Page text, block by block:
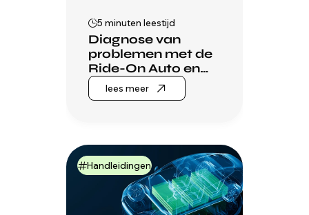
5 minuten leestijd
Diagnose van
problemen met de
Ride-On Auto en
hun snelste
oplossingen
lees meer
Handleidingen